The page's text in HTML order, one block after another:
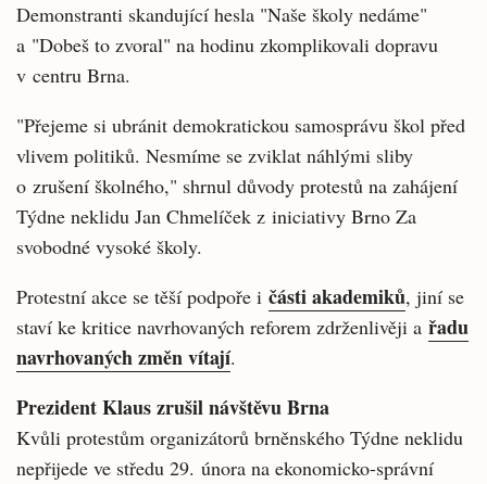
Demonstranti skandující hesla "Naše školy nedáme"
a "Dobeš to zvoral" na hodinu zkomplikovali dopravu
v centru Brna.
"Přejeme si ubránit demokratickou samosprávu škol před
vlivem politiků. Nesmíme se zviklat náhlými sliby
o zrušení školného," shrnul důvody protestů na zahájení
Týdne neklidu Jan Chmelíček z iniciativy Brno Za
svobodné vysoké školy.
Protestní akce se těší podpoře i části akademiků, jiní se
staví ke kritice navrhovaných reforem zdrženlivěji a řadu
navrhovaných změn vítají.
Prezident Klaus zrušil návštěvu Brna
Kvůli protestům organizátorů brněnského Týdne neklidu
nepřijede ve středu 29. února na ekonomicko-správní